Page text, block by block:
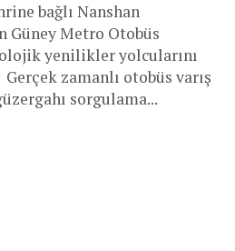
bağlı Nanshan
Güney Metro Otobüs
yenilikler yolcularını
Gerçek zamanlı otobüs varış
sorgulama...